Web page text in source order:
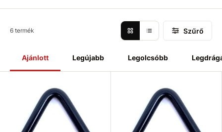
Ajánlott Legújabb Legolcsóbb
6 termék Szűrő